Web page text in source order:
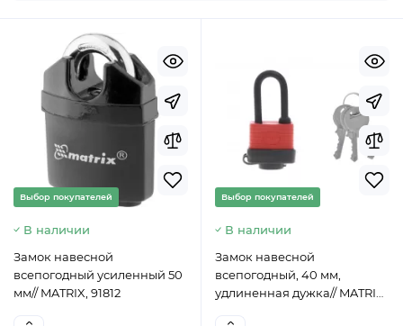
Выбор покупателей
В наличии
Замок навесной
всепогодный усиленный 50
мм// MATRIX, 91812
Выбор покупателей
В наличии
Замок навесной
всепогодный, 40 мм,
удлиненная дужка// MATRIX,